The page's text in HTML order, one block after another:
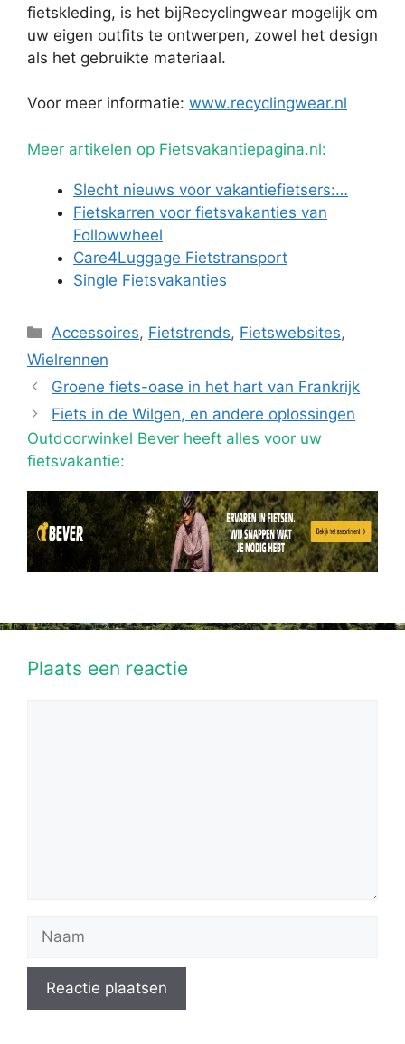
fietskleding, is het bijRecyclingwear mogelijk om
uw eigen outfits te ontwerpen, zowel het design
als het gebruikte materiaal.
Voor meer informatie: www.recyclingwear.nl
Meer artikelen op Fietsvakantiepagina.nl:
Slecht nieuws voor vakantiefietsers:…
Fietskarren voor fietsvakanties van
Followwheel
Care4Luggage Fietstransport
Single Fietsvakanties
Categorieën
Accessoires, Fietstrends, Fietswebsites,
Wielrennen
Groene fiets-oase in het hart van Frankrijk
Fiets in de Wilgen, en andere oplossingen
Outdoorwinkel Bever heeft alles voor uw
fietsvakantie:
Plaats een reactie